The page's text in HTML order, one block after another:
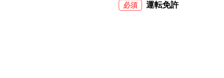
必須 運転免許